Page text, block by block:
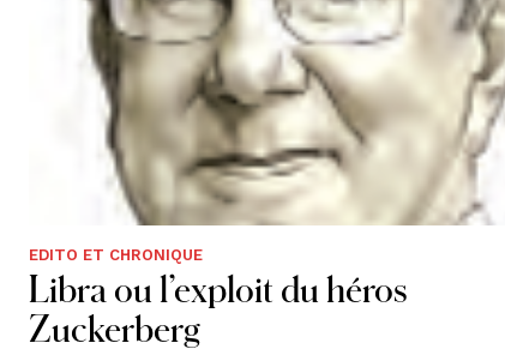
EDITO ET CHRONIQUE
Libra ou l’exploit du héros
Zuckerberg